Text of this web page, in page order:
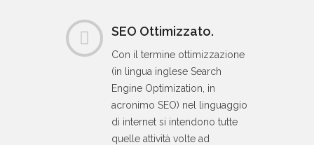
SEO Ottimizzato.
Con il termine ottimizzazione
(in lingua inglese Search
Engine Optimization, in
acronimo SEO) nel linguaggio
di internet si intendono tutte
quelle attività volte ad